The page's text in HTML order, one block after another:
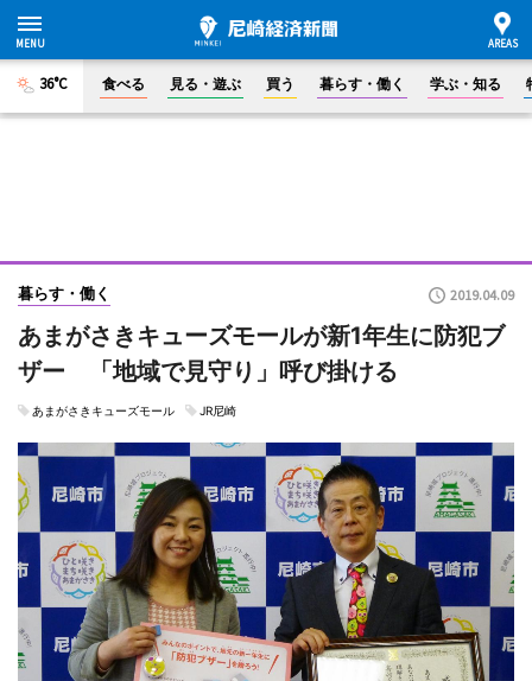
36°C 食べる 見る・遊ぶ 買う 暮らす・働く 学ぶ・知る
暮らす・働く 2019.04.09
あまがさきキューズモールが新1年生に防犯ブ
ザー 「地域で見守り」呼び掛ける
あまがさきキューズモール JR尼崎